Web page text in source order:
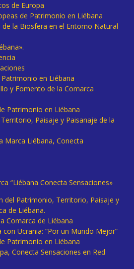
de Europa
de Patrimonio en Liébana
de la Biosfera en el Entorno Natural
en Liébana
y Fomento de la Comarca
Patrimonio en Liébana
Paisaje y Paisanaje de la
Marca Liébana, Conecta
“Liébana Conecta Sensaciones»
del Patrimonio, Territorio, Paisaje y
de Liébana.
Comarca de Liébana
con Ucrania: “Por un Mundo Mejor”
Patrimonio en Liébana
Conecta Sensaciones en Red